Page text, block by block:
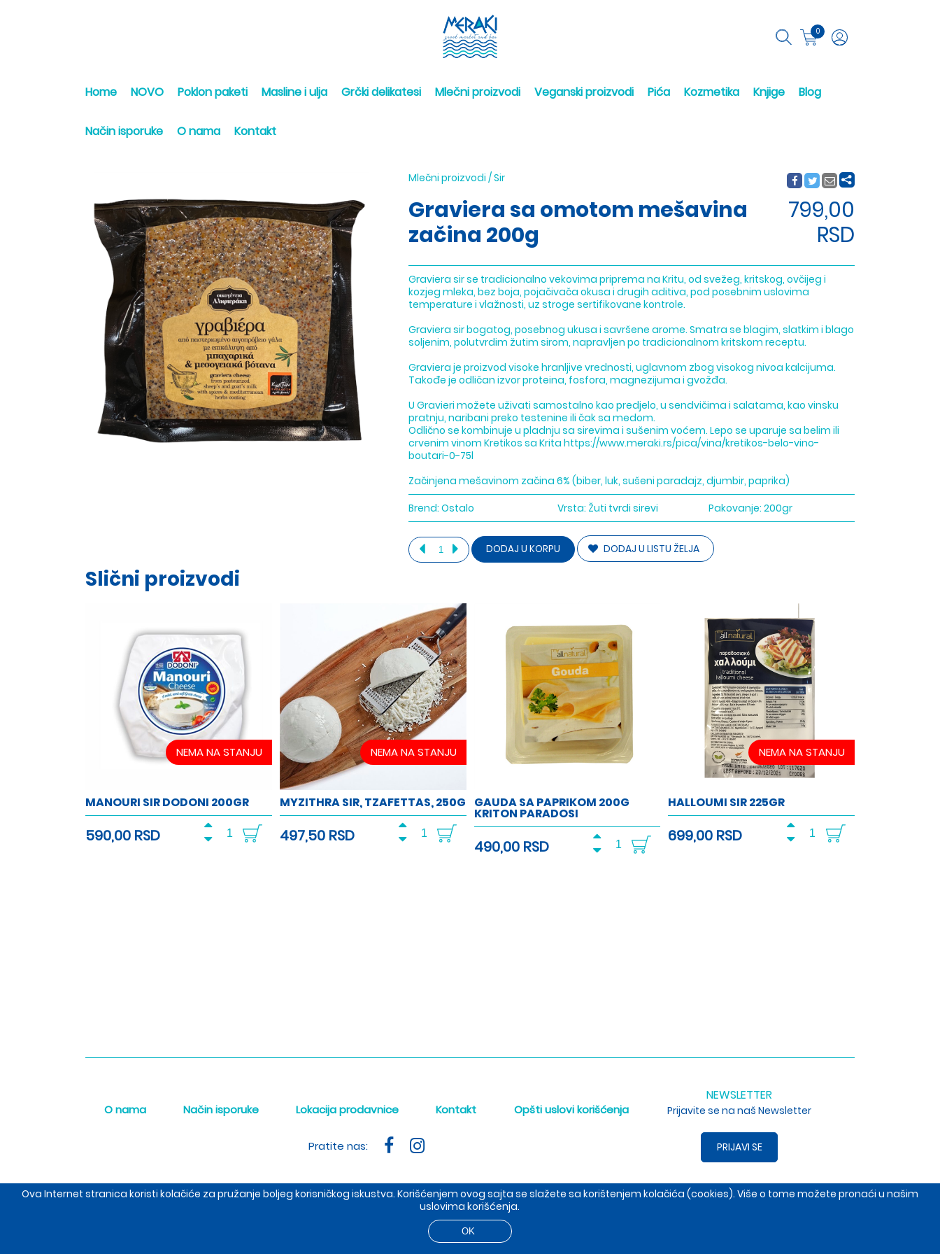
Ova Internet stranica koristi kolačiće za pružanje boljeg korisničkog iskustva. Korišćenjem ovog sajta se slažete sa korištenjem kolačića (cookies). Više o tome možete pronaći u našim
uslovima korišćenja.
0
Home NOVO Poklon paketi Masline i ulja Grčki delikatesi Mlečni proizvodi Veganski proizvodi Pića Kozmetika Knjige Blog
Način isporuke O nama Kontakt
Mlečni proizvodi /Sir
Graviera sa omotom mešavina
začina 200g
799,00
RSD
Graviera sir se tradicionalno vekovima priprema na Kritu, od svežeg, kritskog, ovčijeg i
kozjeg mleka, bez boja, pojačivača okusa i drugih aditiva, pod posebnim uslovima
temperature i vlažnosti, uz stroge sertifikovane kontrole.
Graviera sir bogatog, posebnog ukusa i savršene arome. Smatra se blagim, slatkim i blago
soljenim, polutvrdim žutim sirom, napravljen po tradicionalnom kritskom receptu.
Graviera je proizvod visoke hranljive vrednosti, uglavnom zbog visokog nivoa kalcijuma.
Takođe je odličan izvor proteina, fosfora, magnezijuma i gvožđa.
U Gravieri možete uživati samostalno kao predjelo, u sendvičima i salatama, kao vinsku
pratnju, naribani preko testenine ili čak sa medom.
Odlično se kombinuje u pladnju sa sirevima i sušenim voćem. Lepo se uparuje sa belim ili
crvenim vinom Kretikos sa Krita https://www.meraki.rs/pica/vina/kretikos-belo-vino-
boutari-0-75l
Začinjena mešavinom začina 6% (biber, luk, sušeni paradajz, djumbir, paprika)
Brend: Ostalo Vrsta: Žuti tvrdi sirevi Pakovanje: 200gr
DODAJ U KORPU DODAJ U LISTU ŽELJA
Slični proizvodi
NEMA NA STANJU
MANOURI SIR DODONI 200GR
590,00 RSD
NEMA NA STANJU
MYZITHRA SIR, TZAFETTAS, 250G
497,50 RSD
GAUDA SA PAPRIKOM 200G
KRITON PARADOSI
490,00 RSD
NEMA NA STANJU
HALLOUMI SIR 225GR
699,00 RSD
O nama Način isporuke Lokacija prodavnice Kontakt Opšti uslovi korišćenja
Pratite nas:
NEWSLETTER
Prijavite se na naš Newsletter
PRIJAVI SE
The Meraki d.o.o. sedište: Dobropoljska 37, prodavnica: Cetinjska 4, 11000 BEOGRAD, Srbija